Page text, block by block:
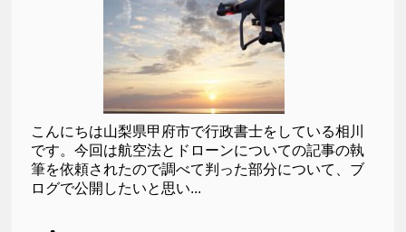
こんにちは山梨県甲府市で行政書士をしている相川
です。今回は航空法とドローンについての記事の執
筆を依頼されたので調べて判った部分について、ブ
ログで公開したいと思い...